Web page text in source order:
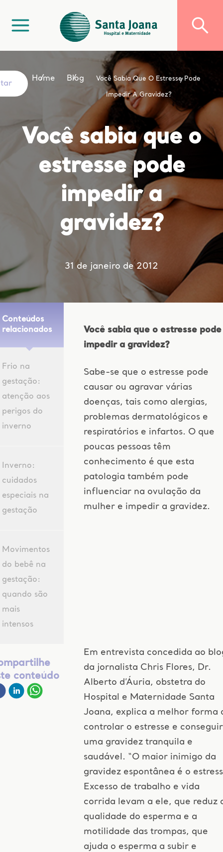
Home Blog Você Sabia Que O Estresse Pode
Impedir A Gravidez?
Você sabia que o
estresse pode
impedir a
gravidez?
31 de janeiro de 2012
Conteúdos
relacionados
Frio na
gestação:
atenção aos
perigos do
inverno
Inverno:
cuidados
especiais na
gestação
Movimentos
do bebê na
gestação:
quando são
mais
intensos
conteúdo
Você sabia que o estresse pode
impedir a gravidez?
Sabe-se que o estresse pode
causar ou agravar várias
doenças, tais como alergias,
problemas dermatológicos e
respiratórios e infartos. O que
poucas pessoas têm
conhecimento é que esta
patologia também pode
influenciar na ovulação da
mulher e impedir a gravidez.
Em entrevista concedida ao
da jornalista Chris Flores, Dr.
Alberto d’Áuria, obstetra do
Hospital e Maternidade Santa
Joana, explica a melhor forma
controlar o estresse e conseguir
uma gravidez tranquila e
saudável. “O maior inimigo da
gravidez espontânea é o
Excesso de trabalho e vida
corrida levam a ele, que reduz
qualidade do esperma e a
motilidade das trompas, que
ajuda o esperma a subir e